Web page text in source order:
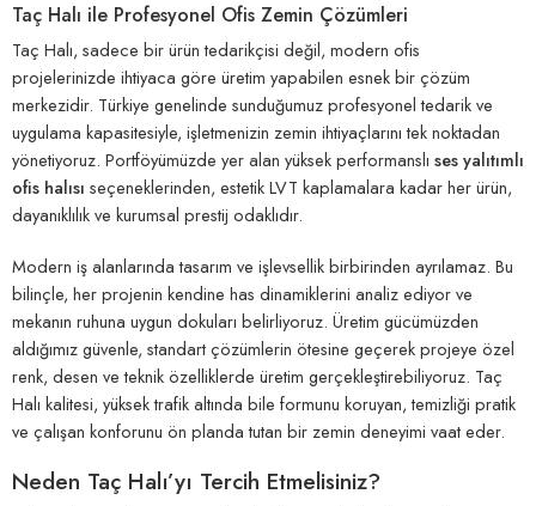
Taç Halı ile Profesyonel Ofis Zemin Çözümleri
Taç Halı, sadece bir ürün tedarikçisi değil, modern ofis
projelerinizde ihtiyaca göre üretim yapabilen esnek bir çözüm
merkezidir. Türkiye genelinde sunduğumuz profesyonel tedarik ve
uygulama kapasitesiyle, işletmenizin zemin ihtiyaçlarını tek noktadan
yönetiyoruz. Portföyümüzde yer alan yüksek performanslı ses yalıtımlı
ofis halısı seçeneklerinden, estetik LVT kaplamalara kadar her ürün,
dayanıklılık ve kurumsal prestij odaklıdır.
Modern iş alanlarında tasarım ve işlevsellik birbirinden ayrılamaz. Bu
bilinçle, her projenin kendine has dinamiklerini analiz ediyor ve
mekanın ruhuna uygun dokuları belirliyoruz. Üretim gücümüzden
aldığımız güvenle, standart çözümlerin ötesine geçerek projeye özel
renk, desen ve teknik özelliklerde üretim gerçekleştirebiliyoruz. Taç
Halı kalitesi, yüksek trafik altında bile formunu koruyan, temizliği pratik
ve çalışan konforunu ön planda tutan bir zemin deneyimi vaat eder.
Neden Taç Halı’yı Tercih Etmelisiniz?